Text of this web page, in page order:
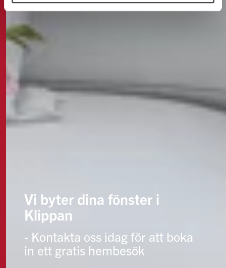
Vi byter dina fönster i
Klippan
- Kontakta oss idag för att boka
in ett gratis hembesök